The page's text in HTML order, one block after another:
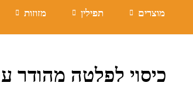
מוצרים תפילין מזוזות
כיסוי לפלטה